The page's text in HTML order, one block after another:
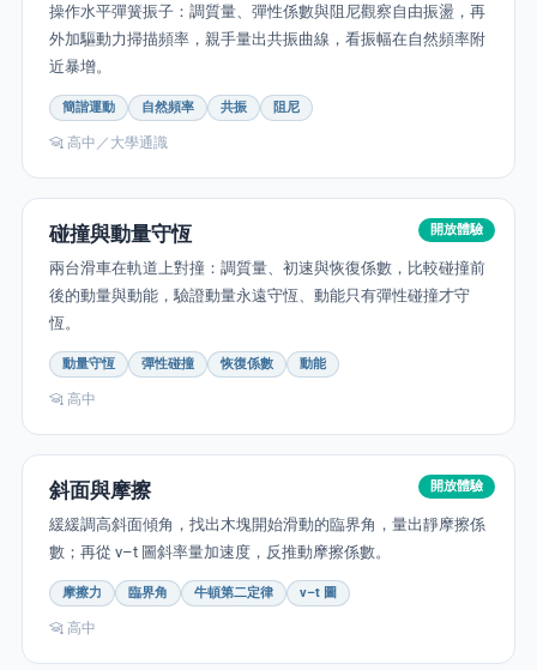
操作水平彈簧振子：調質量、彈性係數與阻尼觀察自由振盪，再
外加驅動力掃描頻率，親手量出共振曲線，看振幅在自然頻率附
近暴增。
簡諧運動 自然頻率 共振 阻尼
高中／大學通識
開放體驗
碰撞與動量守恆
兩台滑車在軌道上對撞：調質量、初速與恢復係數，比較碰撞前
後的動量與動能，驗證動量永遠守恆、動能只有彈性碰撞才守
恆。
動量守恆 彈性碰撞 恢復係數 動能
高中
開放體驗
斜面與摩擦
緩緩調高斜面傾角，找出木塊開始滑動的臨界角，量出靜摩擦係
數；再從 v–t 圖斜率量加速度，反推動摩擦係數。
摩擦力 臨界角 牛頓第二定律 v–t 圖
高中